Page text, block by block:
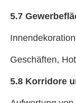
5.7
Geschäften,
5.8 Korridore